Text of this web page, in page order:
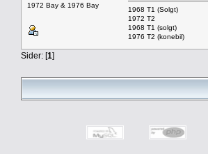
1972 Bay & 1976 Bay
1968 T1 (Solgt)
1972 T2
1968 T1 (solgt)
1976 T2 (konebil)
Sider: [1]